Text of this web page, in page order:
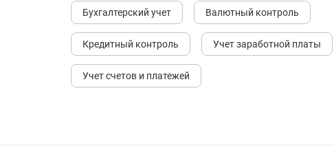
Бухгалтерский учет Валютный контроль
Кредитный контроль Учет заработной платы
Учет счетов и платежей